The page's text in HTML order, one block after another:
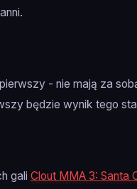
- nie mają za
będzie wynik tego
gali Clout MMA 3: Santa